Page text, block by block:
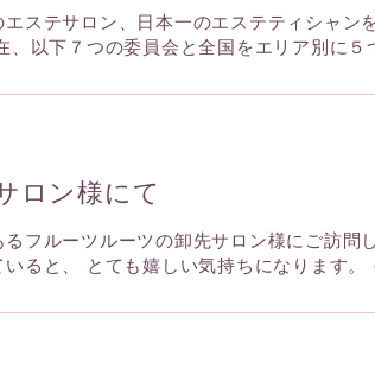
ステサロン、日本一のエステティシャ
、以下７つの委員会と全国をエリア別に５
ロン様にて
フルーツルーツの卸先サロン様にご訪
ると、 とても嬉しい気持ちになります。